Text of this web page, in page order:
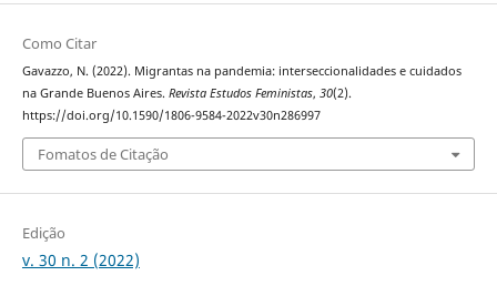
Como Citar
Gavazzo, N. (2022). Migrantas na pandemia: interseccionalidades e cuidados
na Grande Buenos Aires. Revista Estudos Feministas, 30(2).
https://doi.org/10.1590/1806-9584-2022v30n286997
Fomatos de Citação
Edição
v. 30 n. 2 (2022)